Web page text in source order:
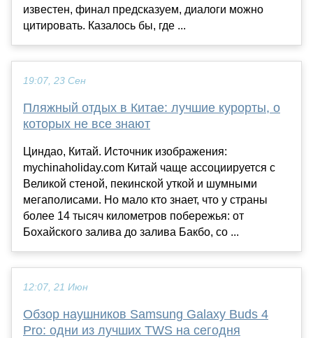
известен, финал предсказуем, диалоги можно
цитировать. Казалось бы, где ...
19:07, 23 Сен
Пляжный отдых в Китае: лучшие курорты, о
которых не все знают
Циндао, Китай. Источник изображения:
mychinaholiday.com Китай чаще ассоциируется с
Великой стеной, пекинской уткой и шумными
мегаполисами. Но мало кто знает, что у страны
более 14 тысяч километров побережья: от
Бохайского залива до залива Бакбо, со ...
12:07, 21 Июн
Обзор наушников Samsung Galaxy Buds 4
Pro: одни из лучших TWS на сегодня